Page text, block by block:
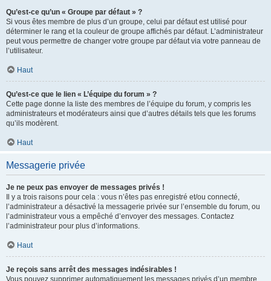
Qu’est-ce qu’un « Groupe par défaut » ?
Si vous êtes membre de plus d’un groupe, celui par défaut est utilisé pour
déterminer le rang et la couleur de groupe affichés par défaut. L’administrateur
peut vous permettre de changer votre groupe par défaut via votre panneau de
l’utilisateur.
Haut
Qu’est-ce que le lien « L’équipe du forum » ?
Cette page donne la liste des membres de l’équipe du forum, y compris les
administrateurs et modérateurs ainsi que d’autres détails tels que les forums
qu’ils modèrent.
Haut
Messagerie privée
Je ne peux pas envoyer de messages privés !
Il y a trois raisons pour cela : vous n’êtes pas enregistré et/ou connecté,
l’administrateur a désactivé la messagerie privée sur l’ensemble du forum, ou
l’administrateur vous a empêché d’envoyer des messages. Contactez
l’administrateur pour plus d’informations.
Haut
Je reçois sans arrêt des messages indésirables !
Vous pouvez supprimer automatiquement les messages privés d’un membre